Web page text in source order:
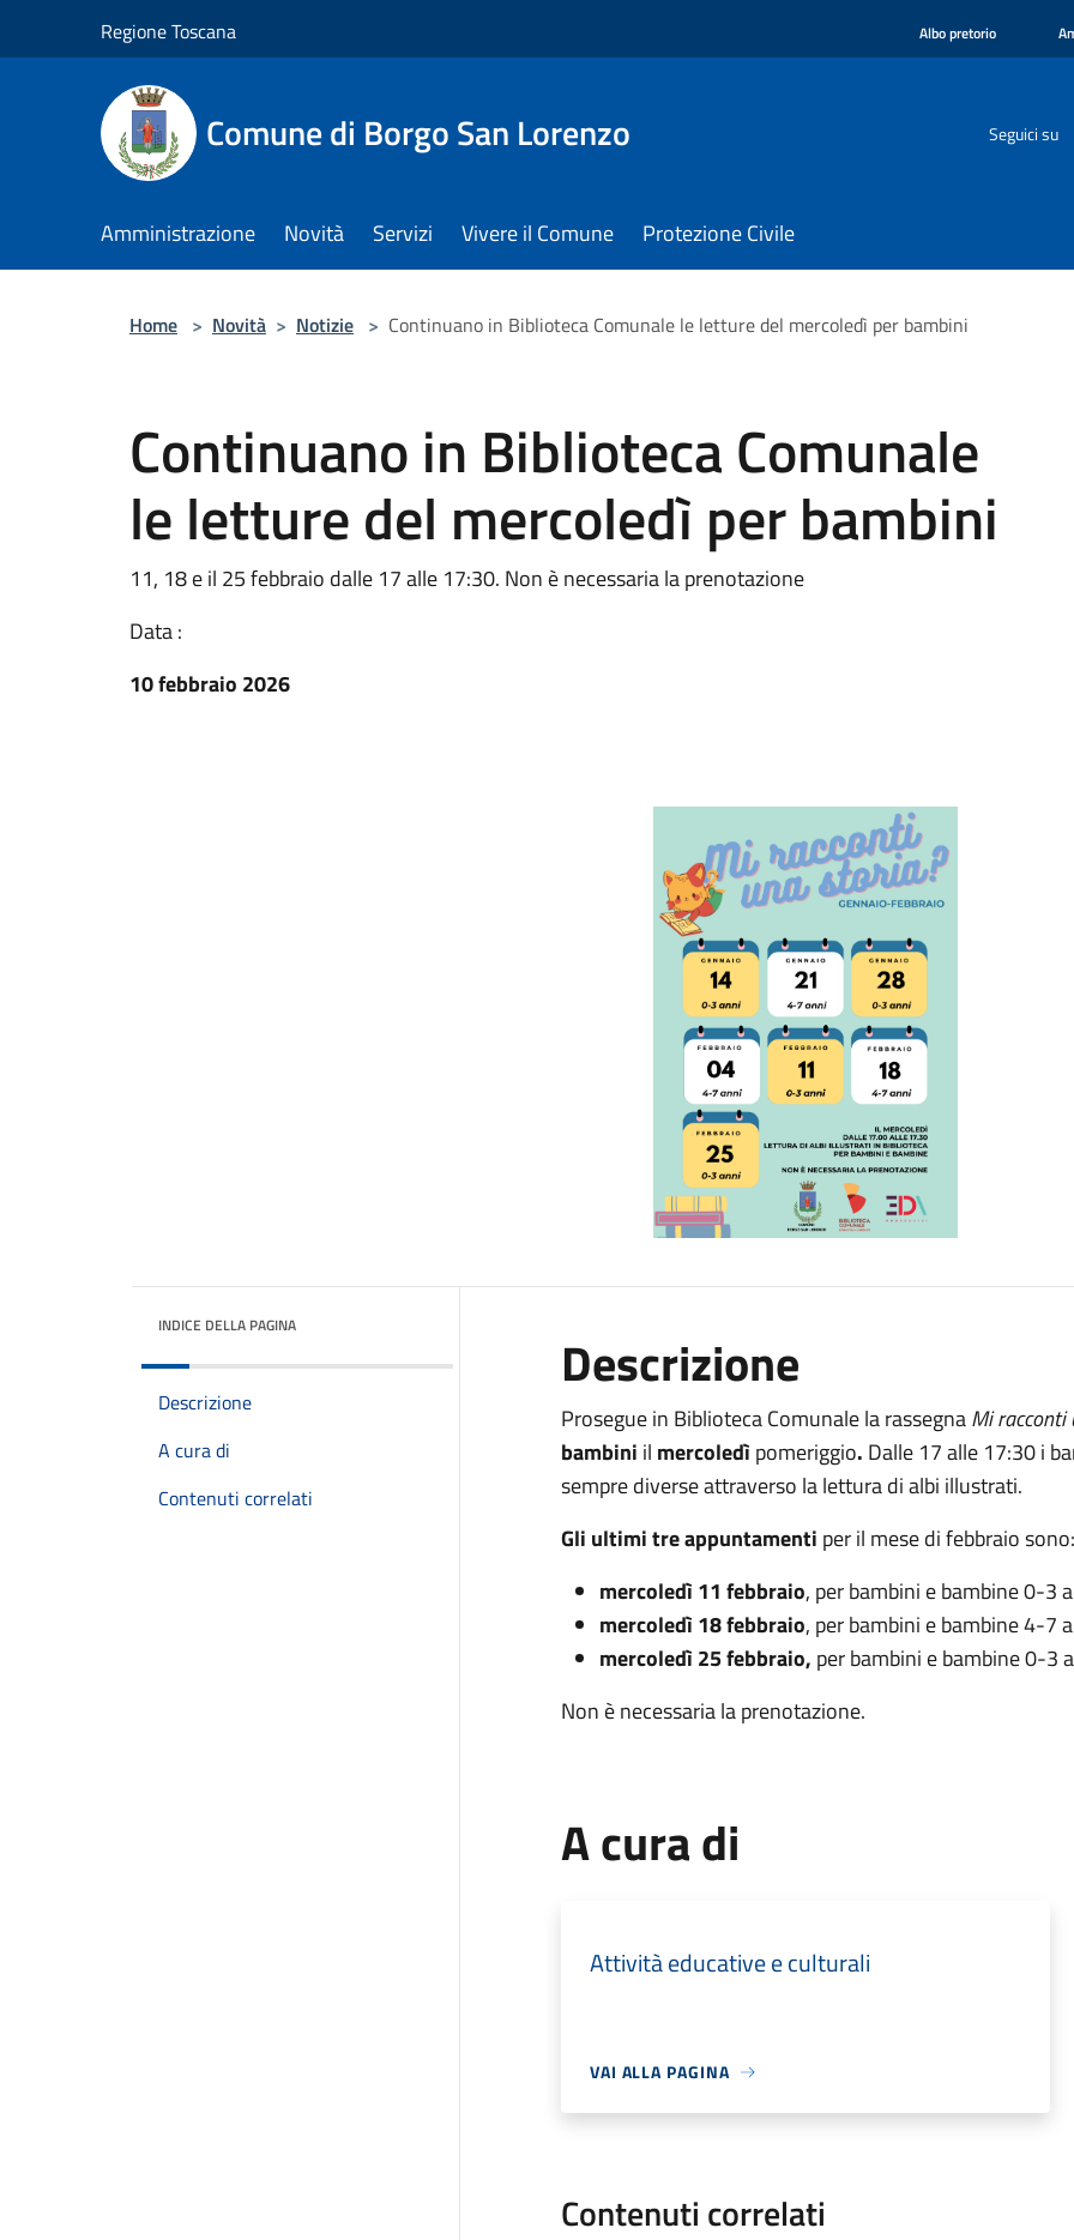
Regione Toscana Albo pretorio
Comune di Borgo San Lorenzo Seguici su
Amministrazione Novità Servizi Vivere il Comune Protezione Civile
Home > Novità > Notizie > Continuano in Biblioteca Comunale le letture del mercoledì per bambini
Continuano in Biblioteca Comunale
le letture del mercoledì per bambini
11, 18 e il 25 febbraio dalle 17 alle 17:30. Non è necessaria la prenotazione
Data :
10 febbraio 2026
INDICE DELLA PAGINA
Descrizione
A cura di
Contenuti correlati
Descrizione
Prosegue in Biblioteca Comunale la rassegnaMi racconti
bambini il mercoledì pomeriggio. Dalle 17 alle 17:30 i
sempre diverse attraverso la lettura di albi illustrati.
Gli ultimi tre appuntamenti per il mese di febbraio sono:
mercoledì 11 febbraio, per bambini e bambine 0-3
mercoledì 18 febbraio, per bambini e bambine 4-7
mercoledì 25 febbraio, per bambini e bambine 0-3
Non è necessaria la prenotazione.
A cura di
Attività educative e culturali
VAI ALLA PAGINA
Contenuti correlati